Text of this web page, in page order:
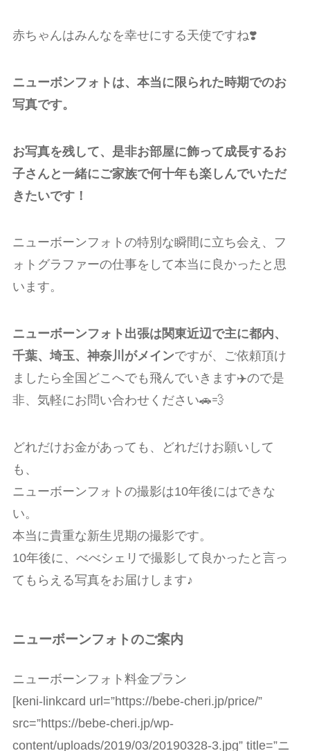
赤ちゃんはみんなを幸せにする天使ですね❣️
ニューボンフォトは、本当に限られた時期でのお
写真です。
お写真を残して、是非お部屋に飾って成長するお
子さんと一緒にご家族で何十年も楽しんでいただ
きたいです！
ニューボーンフォトの特別な瞬間に立ち会え、フ
ォトグラファーの仕事をして本当に良かったと思
います。
ニューボーンフォト出張は関東近辺で主に都内、
千葉、埼玉、神奈川がメインですが、
ご依頼頂け
ましたら全国どこへでも飛んでいきます✈️ので是
非、気軽にお問い合わせください🚗💨
どれだけお金があっても、どれだけお願いして
も、
ニューボーンフォトの撮影は10年後にはできな
い。
本当に貴重な新生児期の撮影です。
10年後に、べべシェリで撮影して良かったと言っ
てもらえる写真をお届けします♪
ニューボーンフォトのご案内
ニューボーンフォト料金プラン
[keni-linkcard url=”https://bebe-cheri.jp/price/”
src=”https://bebe-cheri.jp/wp-
content/uploads/2019/03/20190328-3.jpg” title=”ニ